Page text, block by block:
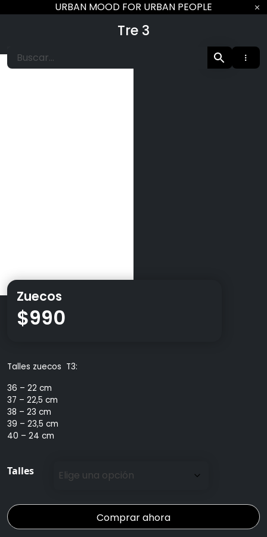
URBAN MOOD FOR URBAN PEOPLE
Tre 3
Zuecos
$990
Talles zuecos T3:
36 – 22 cm
37 – 22,5 cm
38 – 23 cm
39 – 23,5 cm
40 – 24 cm
Talles
Comprar ahora